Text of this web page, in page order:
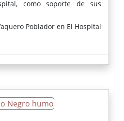
como soporte de sus
Poblador en El Hospital